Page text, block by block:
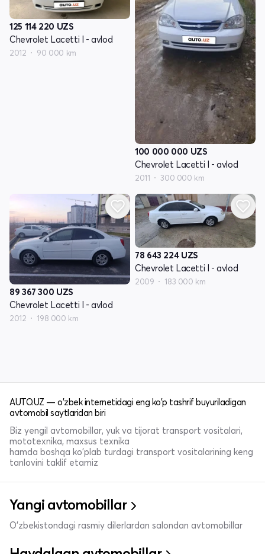
125 114 220 UZS
Chevrolet Lacetti I - avlod
2012 90 000 km
100 000 000 UZS
Chevrolet Lacetti I - avlod
2011 300 000 km
89 367 300 UZS
Chevrolet Lacetti I - avlod
2012 198 000 km
78 643 224 UZS
Chevrolet Lacetti I - avlod
2009 183 000 km
AUTO.UZ — o'zbek internetidagi eng ko'p tashrif buyuriladigan
avtomobil saytlaridan biri
Biz yengil avtomobillar, yuk va tijorat transport vositalari,
mototexnika, maxsus texnika
hamda boshqa ko'plab turdagi transport vositalarining keng
tanlovini taklif etamiz
Yangi avtomobillar
O'zbekistondagi rasmiy dilerlardan salondan avtomobillar